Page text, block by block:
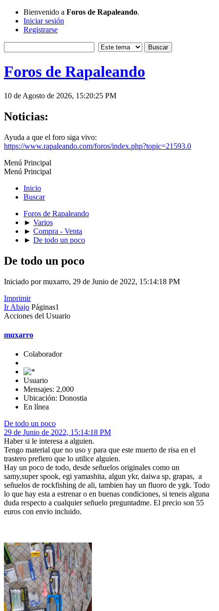
Bienvenido a Foros de Rapaleando.
Iniciar sesión
Registrarse
Foros de Rapaleando
10 de Agosto de 2026, 15:20:25 PM
Noticias:
Ayuda a que el foro siga vivo:
https://www.rapaleando.com/foros/index.php?topic=21593.0
Menú Principal
Menú Principal
Inicio
Buscar
Foros de Rapaleando
► Varios
► Compra - Venta
► De todo un poco
De todo un poco
Iniciado por muxarro, 29 de Junio de 2022, 15:14:18 PM
Imprimir
Ir Abajo Páginas1
Acciones del Usuario
muxarro
Colaborador
Usuario
Mensajes: 2,000
Ubicación: Donostia
En línea
De todo un poco
29 de Junio de 2022, 15:14:18 PM
Haber si le interesa a alguien.
Tengo material que no uso y para que este muerto de risa en el
trastero prefiero que lo utilice alguien.
Hay un poco de todo, desde señuelos originales como un
samy,super spook, egi yamashita, algun ykr, daiwa sp, grapas, a
señuelos de rockfishing de ali, tambien hay un fluoro de ygk. Todo
lo que hay esta a estrenar o en buenas condiciones, si teneis alguna
duda respecto a cualquier señuelo preguntadme. El precio son 55
euros con envio incluido.